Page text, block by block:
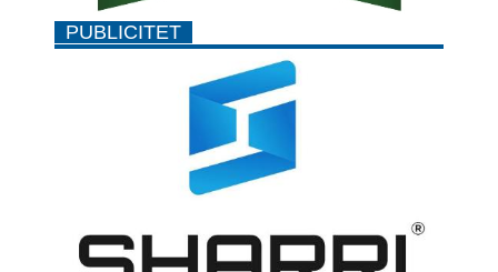
PUBLICITET